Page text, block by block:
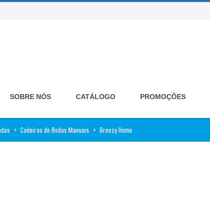
SOBRE NÓS CATÁLOGO PROMOÇÕES
> Cadeiras de Rodas Manuais > Breezy Home